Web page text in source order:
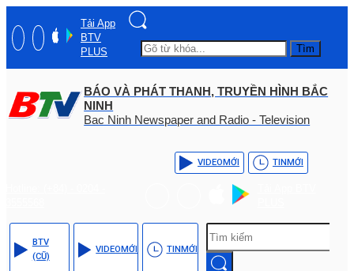
Tải App
BTV
PLUS
Tìm
BÁO VÀ PHÁT THANH, TRUYỀN HÌNH BẮC
NINH
Bac Ninh Newspaper and Radio - Television
VIDEOMỚI TINMỚI
BTV
(CŨ)
VIDEOMỚI TINMỚI